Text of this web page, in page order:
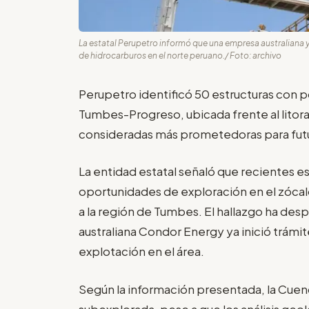
La estatal Perupetro informó que una empresa
de hidrocarburos en el norte peruano./ Foto: archivo
Perupetro identificó 50 estructuras con
Tumbes-Progreso, ubicada frente al
consideradas más prometedoras para
La entidad estatal señaló que recientes
oportunidades de exploración en el
a la región de Tumbes. El hallazgo ha
australiana Condor Energy ya inició
explotación en el área.
Según la información presentada, la